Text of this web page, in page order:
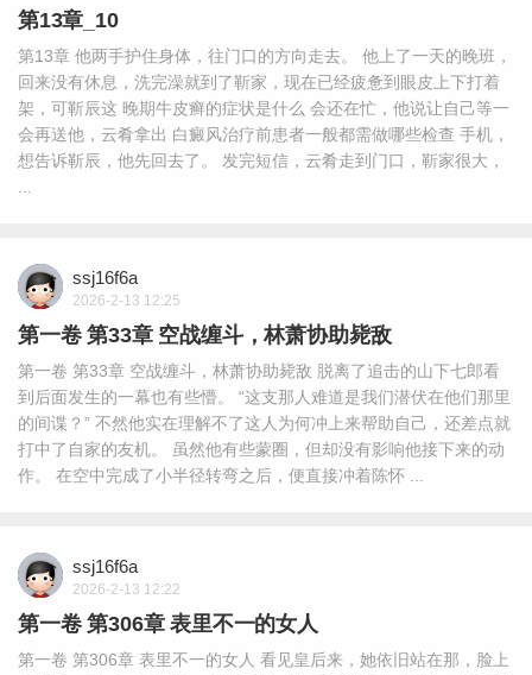
第13章_10
第13章 他两手护住身体，往门口的方向走去。 他上了一天的晚班，
回来没有休息，洗完澡就到了靳家，现在已经疲惫到眼皮上下打着
架，可靳辰这 晚期牛皮癣的症状是什么 会还在忙，他说让自己等一
会再送他，云肴拿出 白癜风治疗前患者一般都需做哪些检查 手机，
想告诉靳辰，他先回去了。 发完短信，云肴走到门口，靳家很大，
ssj16f6a
2026-2-13 12:25
第一卷 第33章 空战缠斗，林萧协助毙敌
第一卷 第33章 空战缠斗，林萧协助毙敌 脱离了追击的山下七郎看
到后面发生的一幕也有些懵。 “这支那人难道是我们潜伏在他们那里
的间谍？” 不然他实在理解不了这人为何冲上来帮助自己，还差点就
打中了自家的友机。 虽然他有些蒙圈，但却没有影响他接下来的动
作。 在空中完成了小半径转弯之后，便直接冲着陈怀 ...
ssj16f6a
2026-2-13 12:22
第一卷 第306章 表里不一的女人
第一卷 第306章 表里不一的女人 看见皇后来，她依旧站在那，脸上